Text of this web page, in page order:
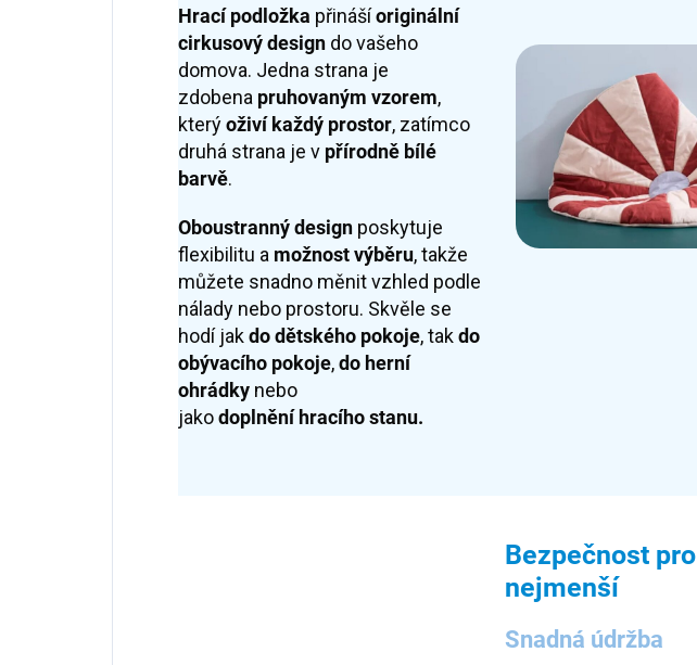
Hrací podložka přinášíoriginální
cirkusový design do vašeho
domova. Jedna strana je
zdobena pruhovaným vzorem,
kterýoživí každý prostor, zatímco
druhá strana je v přírodně bílé
barvě.
Oboustranný design poskytuje
flexibilitu a možnost výběru, takže
můžete snadno měnit vzhled podle
nálady nebo prostoru. Skvěle se
hodí jakdo dětského pokoje, takdo
obývacího pokoje,do herní
ohrádky nebo
jakodoplněníhracího stanu.
Bezpečnost pro
nejmenší
Snadná údržba